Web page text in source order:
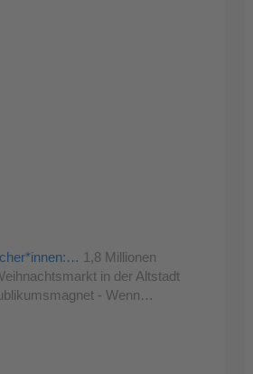
1,8 Millionen
in der Altstadt
- Wenn…